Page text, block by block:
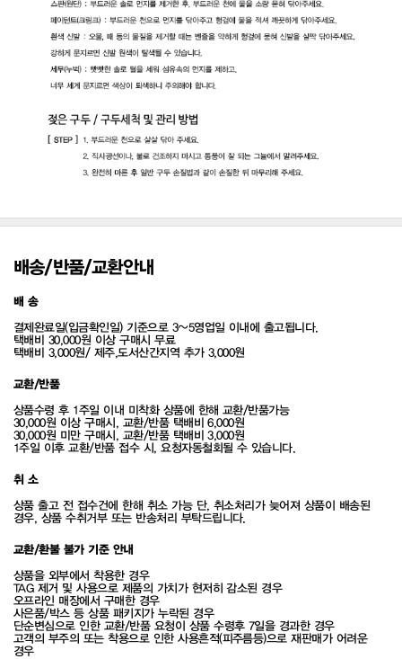
배송/반품/교환안내
배 송
결제완료일(입금확인일) 기준으로 3~5영업일 이내에 출고됩니다.
택배비 30,000원 이상 구매시 무료
택배비 3,000원/ 제주,도서산간지역 추가 3,000원
교환/반품
상품수령 후 1주일 이내 미착화 상품에 한해 교환/반품가능
30,000원 이상 구매시, 교환/반품 택배비 6,000원
30,000원 미만 구매시, 교환/반품 택배비 3,000원
1주일 이후 교환/반품 접수 시, 요청자동철회될 수 있습니다.
취 소
상품 출고 전 접수건에 한해 취소 가능 단, 취소처리가 늦어져 상품이 배송된
경우, 상품 수취거부 또는 반송처리 부탁드립니다.
교환/환불 불가 기준 안내
상품을 외부에서 착용한 경우
TAG 제거 및 사용으로 제품의 가치가 현저히 감소된 경우
오프라인 매장에서 구매한 경우
사은품/박스 등 상품 패키지가 누락된 경우
단순변심으로 인한 교환/반품 요청이 상품 수령후 7일을 경과한 경우
고객의 부주의 또는 착용으로 인한 사용흔적(피주름등)으로 재판매가 어려운
경우